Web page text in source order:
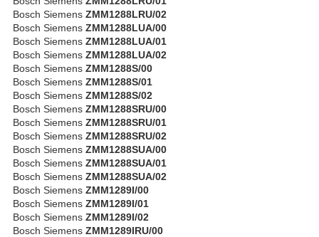
Bosch Siemens ZMM1288LRU/02
Bosch Siemens ZMM1288LUA/00
Bosch Siemens ZMM1288LUA/01
Bosch Siemens ZMM1288LUA/02
Bosch Siemens ZMM1288S/00
Bosch Siemens ZMM1288S/01
Bosch Siemens ZMM1288S/02
Bosch Siemens ZMM1288SRU/00
Bosch Siemens ZMM1288SRU/01
Bosch Siemens ZMM1288SRU/02
Bosch Siemens ZMM1288SUA/00
Bosch Siemens ZMM1288SUA/01
Bosch Siemens ZMM1288SUA/02
Bosch Siemens ZMM1289I/00
Bosch Siemens ZMM1289I/01
Bosch Siemens ZMM1289I/02
Bosch Siemens ZMM1289IRU/00